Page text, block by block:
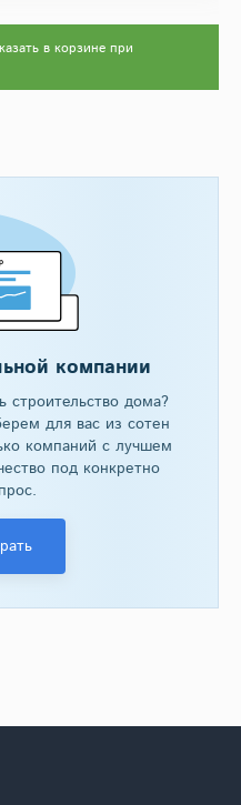
в корзине при
компании
строительство дома?
для вас из сотен
компаний с лучшем
под конкретно